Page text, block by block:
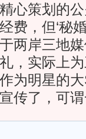
心策划的
费，但‘秘
两岸三地
，实际上
为明星的
传了，可